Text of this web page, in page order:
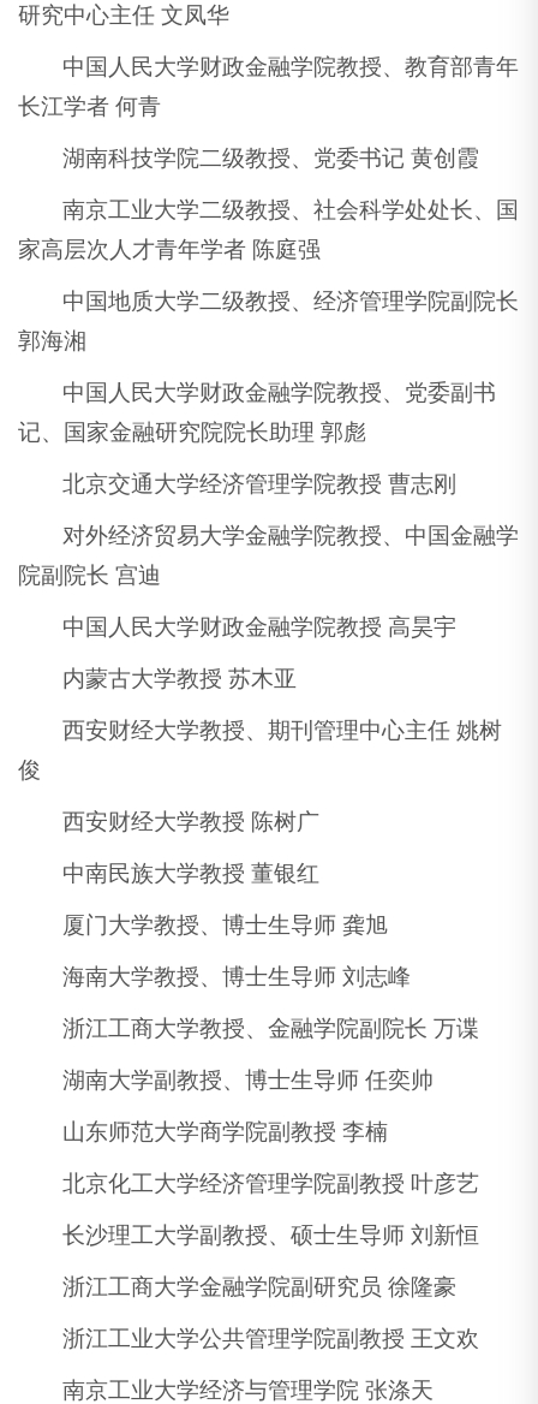
研究中心主任 文凤华
中国人民大学财政金融学院教授、教育部青年
长江学者 何青
湖南科技学院二级教授、党委书记 黄创霞
南京工业大学二级教授、社会科学处处长、国
家高层次人才青年学者 陈庭强
中国地质大学二级教授、经济管理学院副院长
郭海湘
中国人民大学财政金融学院教授、党委副书
记、国家金融研究院院长助理 郭彪
北京交通大学经济管理学院教授 曹志刚
对外经济贸易大学金融学院教授、中国金融学
院副院长 宫迪
中国人民大学财政金融学院教授 高昊宇
内蒙古大学教授 苏木亚
西安财经大学教授、期刊管理中心主任 姚树
俊
西安财经大学教授 陈树广
中南民族大学教授 董银红
厦门大学教授、博士生导师 龚旭
海南大学教授、博士生导师 刘志峰
浙江工商大学教授、金融学院副院长 万谍
湖南大学副教授、博士生导师 任奕帅
山东师范大学商学院副教授 李楠
北京化工大学经济管理学院副教授 叶彦艺
长沙理工大学副教授、硕士生导师 刘新恒
浙江工商大学金融学院副研究员 徐隆豪
浙江工业大学公共管理学院副教授 王文欢
南京工业大学经济与管理学院 张涤天